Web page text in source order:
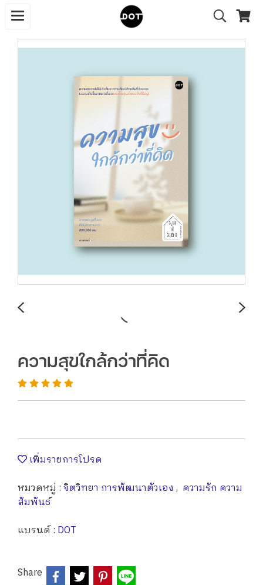
ความสุขใกล้กว่าที่คิด
เพิ่มรายการโปรด
หมวดหมู่ :จิตวิทยา การพัฒนาตัวเอง , ความรัก ความ
สัมพันธ์
แบรนด์ : DOT
Share